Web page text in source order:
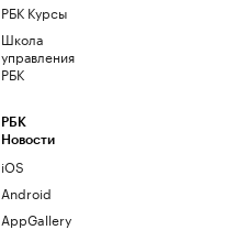
РБК Курсы
Школа
управления
РБК
РБК
Новости
iOS
Android
AppGallery